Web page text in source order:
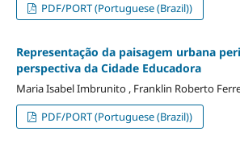
PDF/PORT (Portuguese (Brazil))
Representação da paisagem urbana
perspectiva da Cidade Educadora
Maria Isabel Imbrunito , Franklin Roberto
PDF/PORT (Portuguese (Brazil))